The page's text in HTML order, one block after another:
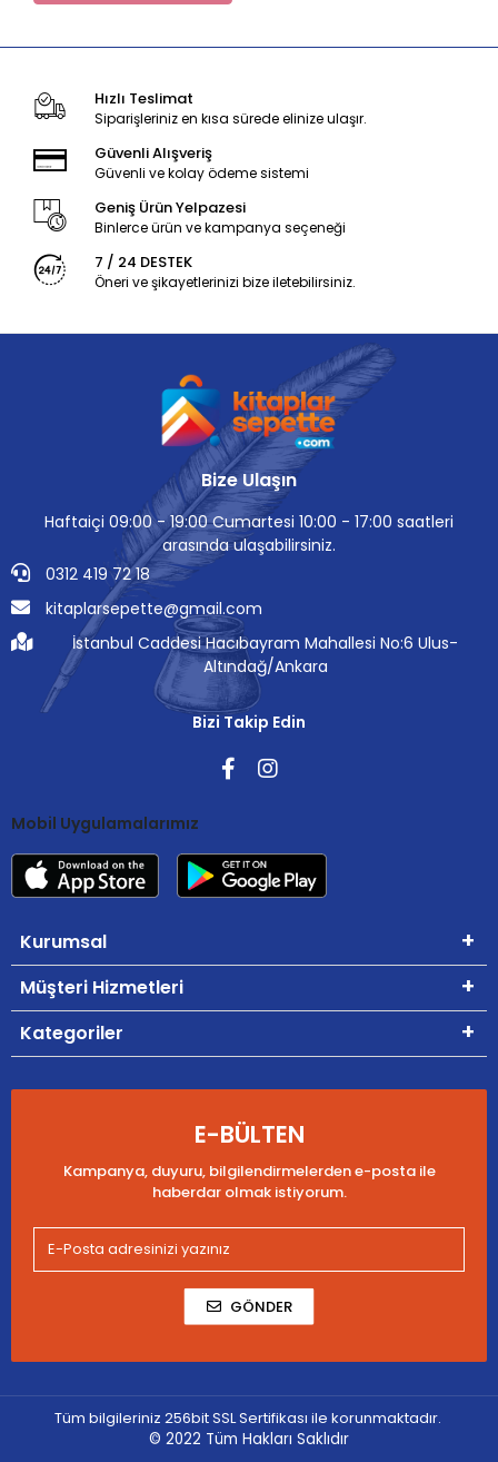
Hızlı Teslimat
Siparişleriniz en kısa sürede elinize ulaşır.
Güvenli Alışveriş
Güvenli ve kolay ödeme sistemi
Geniş Ürün Yelpazesi
Binlerce ürün ve kampanya seçeneği
7 / 24 DESTEK
Öneri ve şikayetlerinizi bize iletebilirsiniz.
Bize Ulaşın
Haftaiçi 09:00 - 19:00 Cumartesi 10:00 - 17:00 saatleri
arasında ulaşabilirsiniz.
0312 419 72 18
kitaplarsepette@gmail.com
İstanbul Caddesi Hacıbayram Mahallesi No:6 Ulus-
Altındağ/Ankara
Bizi Takip Edin
Mobil Uygulamalarımız
Kurumsal
Müşteri Hizmetleri
Kategoriler
E-BÜLTEN
Kampanya, duyuru, bilgilendirmelerden e-posta ile
haberdar olmak istiyorum.
GÖNDER
Tüm bilgileriniz 256bit SSL Sertifikası ile korunmaktadır.
© 2022 Tüm Hakları Saklıdır